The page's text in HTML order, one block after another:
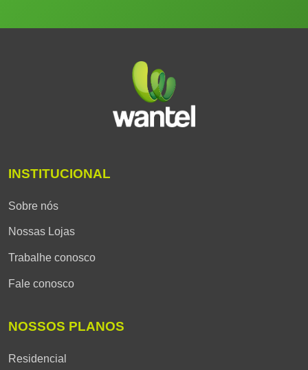
INSTITUCIONAL
Sobre nós
Nossas Lojas
Trabalhe conosco
Fale conosco
NOSSOS PLANOS
Residencial